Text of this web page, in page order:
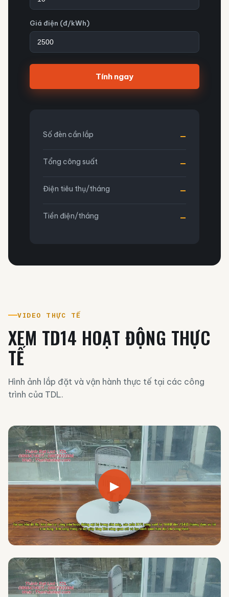
Giá điện (đ/kWh)
Tính ngay
Số đèn cần lắp —
Tổng công suất —
Điện tiêu thụ/tháng —
Tiền điện/tháng —
VIDEO THỰC TẾ
XEM TD14 HOẠT ĐỘNG THỰC
TẾ
Hình ảnh lắp đặt và vận hành thực tế tại các công
trình của TDL.
▶